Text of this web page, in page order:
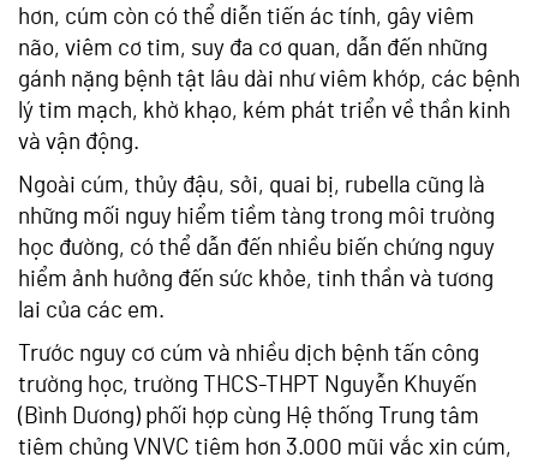
hơn, cúm còn có thể diễn tiến ác tính, gây viêm
não, viêm cơ tim, suy đa cơ quan, dẫn đến những
gánh nặng bệnh tật lâu dài như viêm khớp, các bệnh
lý tim mạch, khờ khạo, kém phát triển về thần kinh
và vận động.
Ngoài cúm, thủy đậu, sởi, quai bị, rubella cũng là
những mối nguy hiểm tiềm tàng trong môi trường
học đường, có thể dẫn đến nhiều biến chứng nguy
hiểm ảnh hưởng đến sức khỏe, tinh thần và tương
lai của các em.
Trước nguy cơ cúm và nhiều dịch bệnh tấn công
trường học, trường THCS-THPT Nguyễn Khuyến
(Bình Dương) phối hợp cùng Hệ thống Trung tâm
tiêm chủng VNVC tiêm hơn 3.000 mũi vắc xin cúm,